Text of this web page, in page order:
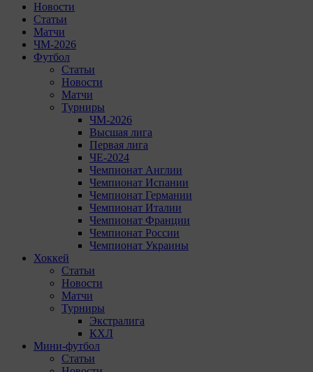
Новости
Статьи
Матчи
ЧМ-2026
Футбол
Статьи
Новости
Матчи
Турниры
ЧМ-2026
Высшая лига
Первая лига
ЧЕ-2024
Чемпионат Англии
Чемпионат Испании
Чемпионат Германии
Чемпионат Италии
Чемпионат Франции
Чемпионат России
Чемпионат Украины
Хоккей
Статьи
Новости
Матчи
Турниры
Экстралига
КХЛ
Мини-футбол
Статьи